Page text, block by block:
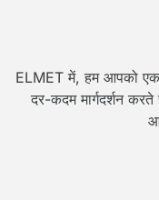
ELMET में, हम आपको
दर-कदम मार्गदर्शन